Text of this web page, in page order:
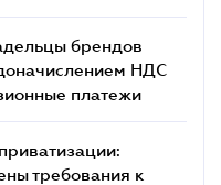
брендов
НДС
платежи
требования к